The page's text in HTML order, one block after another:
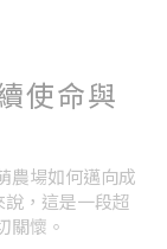
使命與
農場如何邁向成
，這是一段超
關懷。